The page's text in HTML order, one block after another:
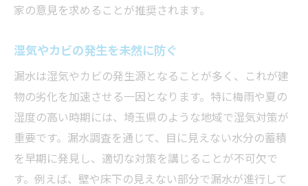
家の意見を求めることが推奨されます。
湿気やカビの発生を未然に防ぐ
漏水は湿気やカビの発生源となることが多く、これが建
物の劣化を加速させる一因となります。特に梅雨や夏の
湿度の高い時期には、埼玉県のような地域で湿気対策が
重要です。漏水調査を通じて、目に見えない水分の蓄積
を早期に発見し、適切な対策を講じることが不可欠で
す。例えば、壁や床下の見えない部分で漏水が進行して